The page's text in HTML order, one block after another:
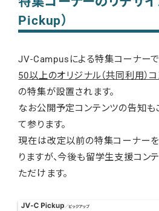
Pickup）
JV-Campusによる特集コーナーで
50以上のオリジナル（共同利用）
の特集が設置されます。
なお公開予定コンテンツの告知も
て参ります。
現在は改定以前の特集コーナー
りますが、今後も留学生支援コン
ただけます。